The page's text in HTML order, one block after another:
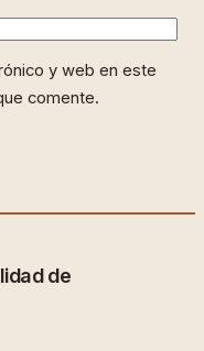
y web en este
comente.
de